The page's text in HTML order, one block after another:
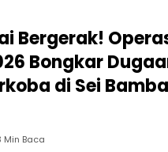
Bergerak!
Bongkar
di Sei
Min Baca